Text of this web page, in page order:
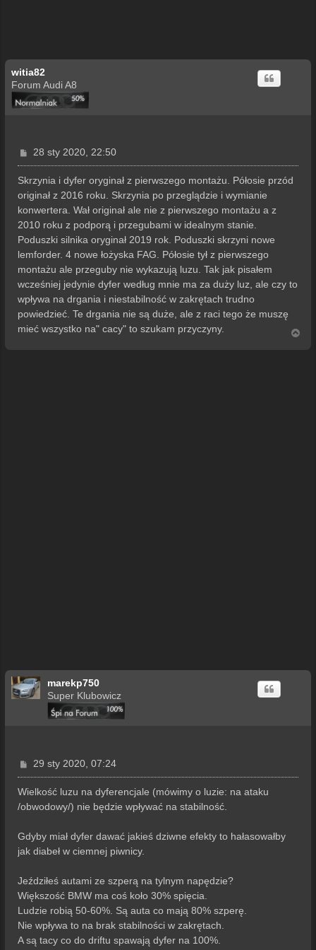
witia82
Forum Audi A8
P
o
s
28 sty 2020, 22:50
Skrzynia i dyfer oryginał z pierwszego montażu. Półosie przód
originał z 2016 roku. Skrzynia po przeglądzie i wymianie
konwertera. Wał originał ale nie z pierwszego montażu a z
2010 roku z podporą i przegubami w idealnym stanie.
Poduszki silnika oryginał 2019 rok. Poduszki skrzyni nowe
lemforder. 4 nowe łożyska FAG. Półosie tył z pierwszego
montażu ale przeguby nie wykazują luzu. Tak jak pisałem
wcześniej jedynie dyfer według mnie ma za duży luz, ale czy to
wpływa na drgania i niestabilność w zakrętach trudno
powiedzieć. Te drgania nie są duże, ale z raci tego że muszę
mieć wszystko na" cacy" to szukam przyczyny.
marekp750
Super Klubowicz
P
o
s
29 sty 2020, 07:24
Wielkość luzu na dyferencjale (mówimy o luzie: na ataku
/obwodowy/) nie będzie wpływać na stabilność.
Gdyby miał dyfer dawać jakieś dziwne efekty to hałasowałby
jak diabeł w ciemnej piwnicy.
Jeździłeś autami ze szperą na tylnym napędzie?
Większość BMW ma coś koło 30% spięcia.
Ludzie robią 50-60%. Są auta co mają 80% szperę.
Nie wpływa to na brak stabilności w zakrętach.
A są tacy co do driftu spawają dyfer na 100%.